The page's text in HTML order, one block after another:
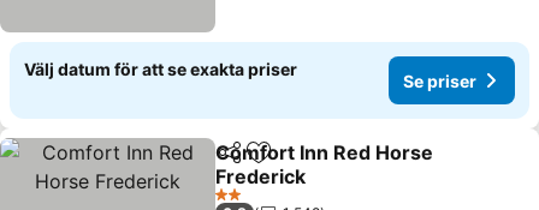
Välj datum för att se exakta priser
Se priser
Dela Lägg till i Mina Favoriter
Comfort Inn Red Horse
Frederick
Se priser
2 Stjärnor